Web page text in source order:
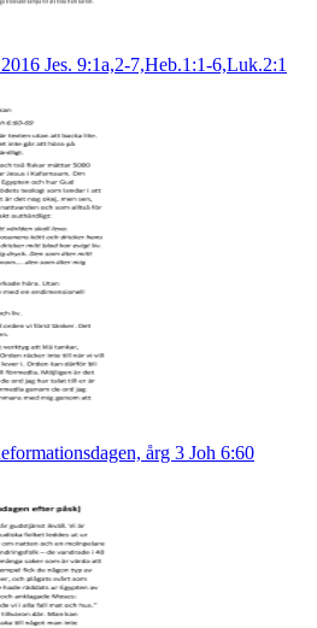
Jes. 9:1a,2-7,Heb.1:1-6,Luk.2:1
årg 3 Joh 6:60